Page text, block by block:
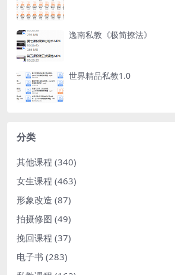
逸南私教《极简撩法》
世界精品私教1.0
分类
其他课程 (340)
女生课程 (463)
形象改造 (87)
拍摄修图 (49)
挽回课程 (37)
电子书 (283)